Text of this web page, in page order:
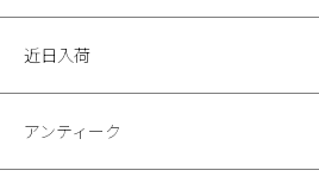
近日入荷
アンティーク